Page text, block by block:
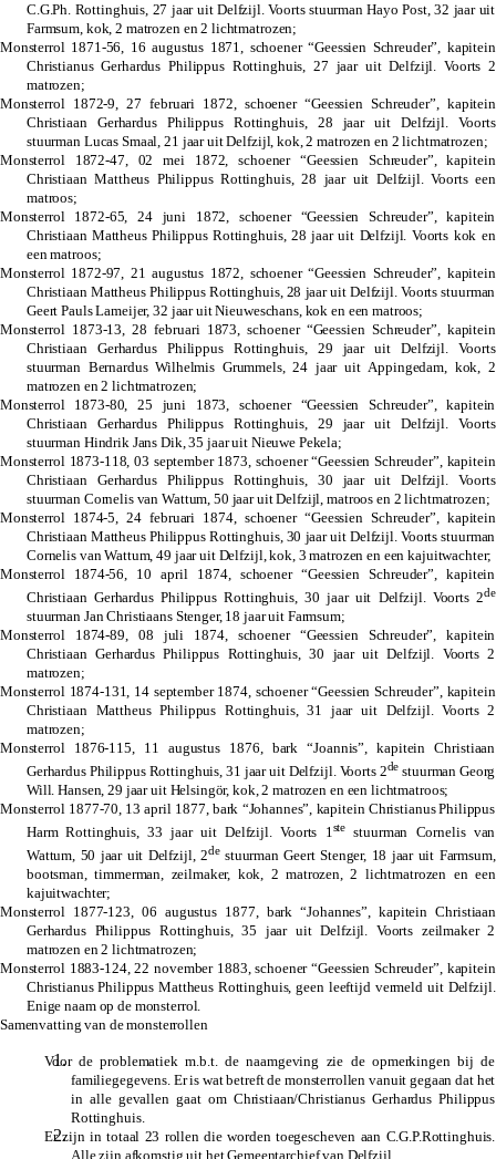
C.G.Ph. Rottinghuis, 27 jaar uit Delfzijl. Voorts stuurman Hayo Post, 32 jaar uit
Farmsum, kok, 2 matrozen en 2 lichtmatrozen;
Monsterrol 1871-56, 16 augustus 1871, schoener “Geessien Schreuder”, kapitein
Christianus Gerhardus Philippus Rottinghuis, 27 jaar uit Delfzijl. Voorts 2
matrozen;
Monsterrol 1872-9, 27 februari 1872, schoener “Geessien Schreuder”, kapitein
Christiaan Gerhardus Philippus Rottinghuis, 28 jaar uit Delfzijl. Voorts
stuurman Lucas Smaal, 21 jaar uit Delfzijl, kok, 2 matrozen en 2 lichtmatrozen;
Monsterrol 1872-47, 02 mei 1872, schoener “Geessien Schreuder”, kapitein
Christiaan Mattheus Philippus Rottinghuis,28 jaar uit Delfzijl. Voorts een
matroos;
Monsterrol 1872-65, 24 juni 1872, schoener “Geessien Schreuder”, kapitein
Christiaan Mattheus Philippus Rottinghuis,28 jaar uit Delfzijl. Voorts kok en
een matroos;
Monsterrol 1872-97, 21 augustus 1872, schoener “Geessien Schreuder”, kapitein
Christiaan Mattheus Philippus Rottinghuis,28 jaar uit Delfzijl. Voorts stuurman
Geert Pauls Lameijer, 32 jaar uit Nieuweschans, kok en een matroos;
Monsterrol 1873-13, 28 februari 1873, schoener “Geessien Schreuder”, kapitein
Christiaan Gerhardus Philippus Rottinghuis, 29 jaar uit Delfzijl. Voorts
stuurman Bernardus Wilhelmis Grummels, 24 jaar uit Appingedam, kok, 2
matrozen en 2 lichtmatrozen;
Monsterrol 1873-80, 25 juni 1873, schoener “Geessien Schreuder”, kapitein
Christiaan Gerhardus Philippus Rottinghuis, 29 jaar uit Delfzijl. Voorts
stuurman Hindrik Jans Dik, 35 jaar uit Nieuwe Pekela;
Monsterrol 1873-118, 03 september 1873, schoener “Geessien Schreuder”, kapitein
Christiaan Gerhardus Philippus Rottinghuis, 30 jaar uit Delfzijl. Voorts
stuurman Cornelis van Wattum, 50 jaar uit Delfzijl, matroos en 2 lichtmatrozen;
Monsterrol 1874-5, 24 februari 1874, schoener “Geessien Schreuder”, kapitein
Christiaan Mattheus Philippus Rottinghuis,30 jaar uit Delfzijl. Voorts stuurman
Cornelis van Wattum, 49 jaar uit Delfzijl, kok, 3 matrozen en een kajuitwachter;
Monsterrol 1874-56, 10 april 1874, schoener “Geessien Schreuder”, kapitein
Christiaan Gerhardus Philippus Rottinghuis, 30 jaar uit Delfzijl. Voorts 2de
stuurman Jan Christiaans Stenger, 18 jaar uit Farmsum;
Monsterrol 1874-89, 08 juli 1874, schoener “Geessien Schreuder”, kapitein
Christiaan Gerhardus Philippus Rottinghuis, 30 jaar uit Delfzijl. Voorts 2
matrozen;
Monsterrol 1874-131, 14 september 1874, schoener “Geessien Schreuder”, kapitein
Christiaan Mattheus Philippus Rottinghuis,31 jaar uit Delfzijl. Voorts 2
matrozen;
Monsterrol 1876-115, 11 augustus 1876, bark “Joannis”, kapitein Christiaan
Gerhardus Philippus Rottinghuis, 31 jaar uit Delfzijl. Voorts 2de stuurman Georg
Will. Hansen, 29 jaar uit Helsingör, kok, 2 matrozen en een lichtmatroos;
Monsterrol 1877-70, 13 april 1877, bark “Johannes”, kapitein Christianus Philippus
Harm Rottinghuis,33 jaar uit Delfzijl. Voorts 1ste stuurman Cornelis van
Wattum, 50 jaar uit Delfzijl, 2destuurman Geert Stenger, 18 jaar uit Farmsum,
bootsman, timmerman, zeilmaker, kok, 2 matrozen, 2 lichtmatrozen en een
kajuitwachter;
Monsterrol 1877-123, 06 augustus 1877, bark “Johannes”, kapitein Christiaan
Gerhardus Philippus Rottinghuis, 35 jaar uit Delfzijl. Voorts zeilmaker 2
matrozen en 2 lichtmatrozen;
Monsterrol 1883-124, 22 november 1883, schoener “Geessien Schreuder”, kapitein
Christianus Philippus Mattheus Rottinghuis, geen leeftijd vermeld uit Delfzijl.
Enige naam op de monsterrol.
Samenvatting van de monsterrollen
Voor de problematiek m.b.t. de naamgeving zie de opmerkingen bij de
familiegegevens. Er is wat betreft de monsterrollen vanuit gegaan dat het
in alle gevallen gaat om Christiaan/Christianus Gerhardus Philippus
Rottinghuis.
Er zijn in totaal 23 rollen die worden toegescheven aan C.G.P.Rottinghuis.
Alle zijn afkomstig uit het Gemeentarchief van Delfzijl.